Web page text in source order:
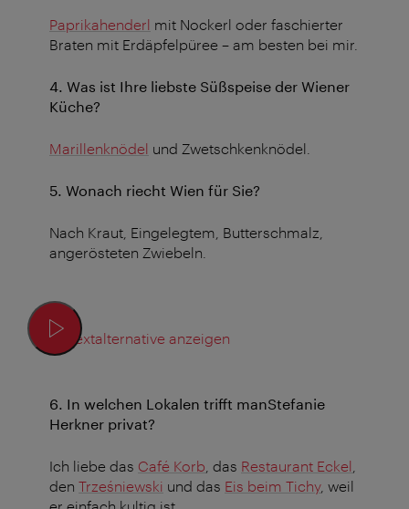
Paprikahenderl mit Nockerl oder faschierter
Braten mit Erdäpfelpüree – am besten bei mir.
4. Was ist Ihre liebste Süßspeise der Wiener
Küche?
Marillenknödel und Zwetschkenknödel.
5. Wonach riecht Wien für Sie?
Nach Kraut, Eingelegtem, Butterschmalz,
angerösteten Zwiebeln.
Textalternative anzeigen
6. In welchen Lokalen trifft manStefanie
Herkner privat?
Ich liebe das Café Korb , das Restaurant Eckel
den Trześniewski und das Eis beim Tichy, weil
er einfach kultig ist.